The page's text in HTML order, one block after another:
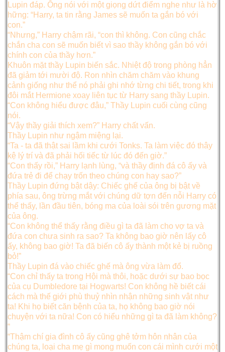
Lupin đáp. Ông nói với một giọng dứt điểm nghe như là hờ
hững: “Harry, ta tin rằng James sẽ muốn ta gắn bó với
con.”
“Nhưng,” Harry chậm rãi, “con thì không. Con cũng chắc
chắn cha con sẽ muốn biết vì sao thầy không gắn bó với
chính con của thầy hơn.”
Khuôn mặt thầy Lupin biến sắc. Nhiệt độ trong phòng hẳn
đã giảm tới mười độ. Ron nhìn chăm chăm vào khung
cảnh giống như thể nó phải ghi nhớ từng chi tiết, trong khi
đôi mắt Hermione xoay liên tục từ Harry sang thầy Lupin.
“Con không hiểu được đâu,” Thầy Lupin cuối cùng cũng
nói.
“Vậy thầy giải thích xem?” Harry chất vấn.
Thầy Lupin như ngậm miệng lại.
“Ta - ta đã thật sai lầm khi cưới Tonks. Ta làm việc đó thây
kệ lý trí và đã phải hối tiếc từ lúc đó đến giờ.”
“Con thấy rồi,” Harry lạnh lùng, “và thầy định đá cô ấy và
đứa trẻ đi để chạy trốn theo chúng con hay sao?”
Thầy Lupin đứng bật dậy: Chiếc ghế của ông bị bật về
phía sau, ông trừng mắt với chúng dữ tợn đến nỗi Harry có
thể thấy, lần đầu tiên, bóng ma của loài sói trên gương mặt
của ông.
“Con không thể thấy rằng điều gì ta đã làm cho vợ ta và
đứa con chưa sinh ra sao? Ta không bao giờ nên lấy cô
ấy, không bao giờ! Ta đã biến cô ấy thành một kẻ bị ruồng
bỏ!”
Thầy Lupin đá vào chiếc ghế mà ông vừa làm đổ.
“Con chỉ thấy ta trong Hội mà thôi, hoặc dưới sự bao bọc
của cụ Dumbledore tại Hogwarts! Con không hề biết cái
cách mà thế giới phù thuỷ nhìn nhận những sinh vật như
ta! Khi họ biết căn bệnh của ta, họ không bao giờ nói
chuyện với ta nữa! Con có hiểu những gì ta đã làm không?
“
“Thậm chí gia đình cô ấy cũng ghê tởm hôn nhân của
chúng ta, loại cha mẹ gì mong muốn con cái mình cưới một